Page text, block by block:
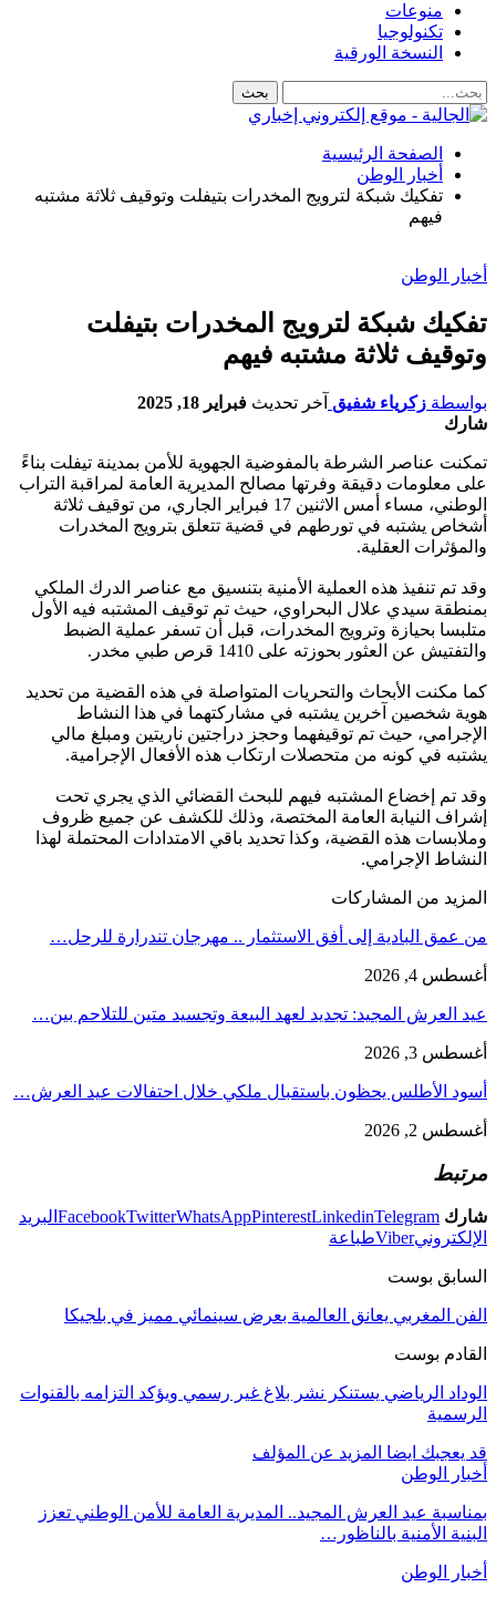
منوعات
تكنولوجيا
النسخة الورقية
الصفحة الرئيسية
أخبار الوطن
تفكيك شبكة لترويج المخدرات بتيفلت وتوقيف ثلاثة مشتبه
فيهم
أخبار الوطن
تفكيك شبكة لترويج المخدرات بتيفلت
وتوقيف ثلاثة مشتبه فيهم
بواسطة زكرياء شفيق آخر تحديث فبراير 18, 2025
شارك
تمكنت عناصر الشرطة بالمفوضية الجهوية للأمن بمدينة تيفلت بناءً
على معلومات دقيقة وفرتها مصالح المديرية العامة لمراقبة التراب
الوطني، مساء أمس الاثنين 17 فبراير الجاري، من توقيف ثلاثة
أشخاص يشتبه في تورطهم في قضية تتعلق بترويج المخدرات
والمؤثرات العقلية.
وقد تم تنفيذ هذه العملية الأمنية بتنسيق مع عناصر الدرك الملكي
بمنطقة سيدي علال البحراوي، حيث تم توقيف المشتبه فيه الأول
متلبسا بحيازة وترويج المخدرات، قبل أن تسفر عملية الضبط
والتفتيش عن العثور بحوزته على 1410 قرص طبي مخدر.
كما مكنت الأبحاث والتحريات المتواصلة في هذه القضية من تحديد
هوية شخصين آخرين يشتبه في مشاركتهما في هذا النشاط
الإجرامي، حيث تم توقيفهما وحجز دراجتين ناريتين ومبلغ مالي
يشتبه في كونه من متحصلات ارتكاب هذه الأفعال الإجرامية.
وقد تم إخضاع المشتبه فيهم للبحث القضائي الذي يجري تحت
إشراف النيابة العامة المختصة، وذلك للكشف عن جميع ظروف
وملابسات هذه القضية، وكذا تحديد باقي الامتدادات المحتملة لهذا
النشاط الإجرامي.
المزيد من المشاركات
من عمق البادية إلى أفق الاستثمار .. مهرجان تندرارة للرحل…
أغسطس 4, 2026
عيد العرش المجيد: تجديد لعهد البيعة وتجسيد متين للتلاحم بين…
أغسطس 3, 2026
أسود الأطلس يحظون باستقبال ملكي خلال احتفالات عيد العرش…
أغسطس 2, 2026
مرتبط
شارك FacebookTwitterWhatsAppPinterestLinkedinTelegram
البريد
الإلكترونيViberطباعة
السابق بوست
الفن المغربي يعانق العالمية بعرض سينمائي مميز في بلجيكا
القادم بوست
الوداد الرياضي يستنكر نشر بلاغ غير رسمي ويؤكد التزامه بالقنوات
الرسمية
قد يعجبك ايضا المزيد عن المؤلف
أخبار الوطن
بمناسبة عيد العرش المجيد.. المديرية العامة للأمن الوطني تعزز
البنية الأمنية بالناظور…
أخبار الوطن